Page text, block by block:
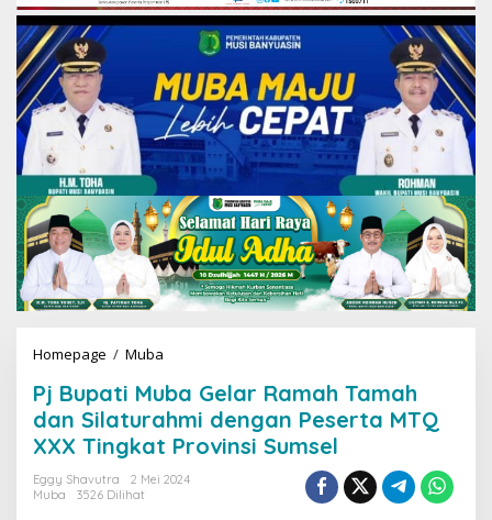
Homepage / Muba
B
u
p
a
t
Pj Bupati Muba Gelar Ramah Tamah
dan Silaturahmi dengan Peserta MTQ
XXX Tingkat Provinsi Sumsel
Eggy Shavutra
2 Mei 2024
Muba
3526 Dilihat